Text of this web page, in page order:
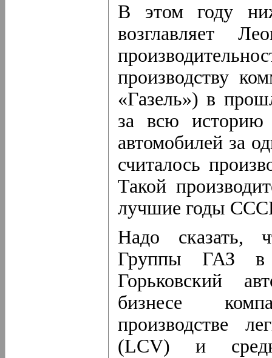
В этом году
возглавляет
производству
«Газель») в
за всю историю
автомобилей за
считалось
Такой
лучшие годы
Надо сказать,
Группы ГАЗ в
Горьковский
бизнесе
производстве
(LCV) и